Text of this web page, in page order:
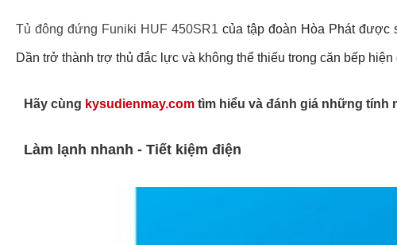
Tủ đông đứng Funiki HUF 450SR1 của tập đoàn Hòa Phát được
Dần trở thành trợ thủ đắc lực và không thể thiếu trong căn bếp
Hãy cùng kysudienmay.com tìm hiểu và đánh giá những tính
Làm lạnh nhanh - Tiết kiệm điện